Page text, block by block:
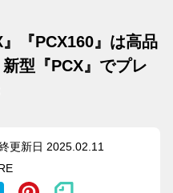
『PCX160』は高品
型『PCX』でプレ
更新日 2025.02.11